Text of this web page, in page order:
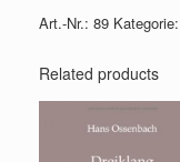
Art.-Nr.: 89 Kategorie:
Related products